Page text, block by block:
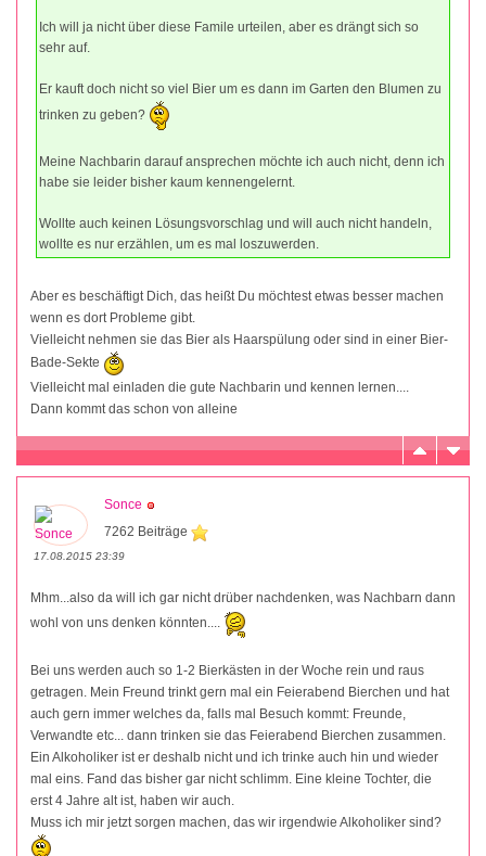
Ich will ja nicht über diese Famile urteilen, aber es drängt sich so
sehr auf.
Er kauft doch nicht so viel Bier um es dann im Garten den Blumen zu
trinken zu geben?
Meine Nachbarin darauf ansprechen möchte ich auch nicht, denn ich
habe sie leider bisher kaum kennengelernt.
Wollte auch keinen Lösungsvorschlag und will auch nicht handeln,
wollte es nur erzählen, um es mal loszuwerden.
Aber es beschäftigt Dich, das heißt Du möchtest etwas besser machen
wenn es dort Probleme gibt.
Vielleicht nehmen sie das Bier als Haarspülung oder sind in einer Bier-
Bade-Sekte
Vielleicht mal einladen die gute Nachbarin und kennen lernen....
Dann kommt das schon von alleine
Sonce
7262 Beiträge
17.08.2015 23:39
Mhm...also da will ich gar nicht drüber nachdenken, was Nachbarn dann
wohl von uns denken könnten....
Bei uns werden auch so 1-2 Bierkästen in der Woche rein und raus
getragen. Mein Freund trinkt gern mal ein Feierabend Bierchen und hat
auch gern immer welches da, falls mal Besuch kommt: Freunde,
Verwandte etc... dann trinken sie das Feierabend Bierchen zusammen.
Ein Alkoholiker ist er deshalb nicht und ich trinke auch hin und wieder
mal eins. Fand das bisher gar nicht schlimm. Eine kleine Tochter, die
erst 4 Jahre alt ist, haben wir auch.
Muss ich mir jetzt sorgen machen, das wir irgendwie Alkoholiker sind?